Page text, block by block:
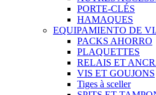
PORTE-CLÉS
HAMAQUES
EQUIPAMIENTO DE
PACKS AHORRO
PLAQUETTES
RELAIS ET
VIS ET GOUJONS
Tiges à sceller